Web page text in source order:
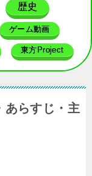
歴史
ゲーム動画
東方Project
らすじ・主